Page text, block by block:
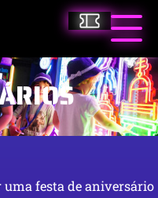
Bilhetes
festa de aniversário